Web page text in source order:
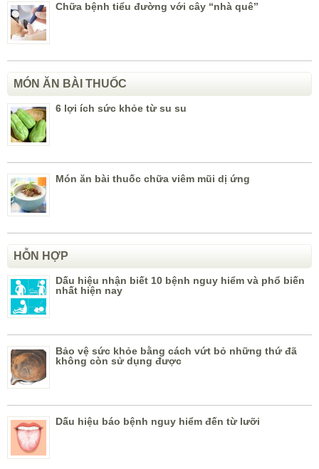
Chữa bệnh tiểu đường với cây “nhà quê”
MÓN ĂN BÀI THUỐC
6 lợi ích sức khỏe từ su su
Món ăn bài thuốc chữa viêm mũi dị ứng
HỖN HỢP
Dấu hiệu nhận biết 10 bệnh nguy hiểm và phổ biến
nhất hiện nay
Bảo vệ sức khỏe bằng cách vứt bỏ những thứ đã
không còn sử dụng được
Dấu hiệu báo bệnh nguy hiểm đến từ lưỡi